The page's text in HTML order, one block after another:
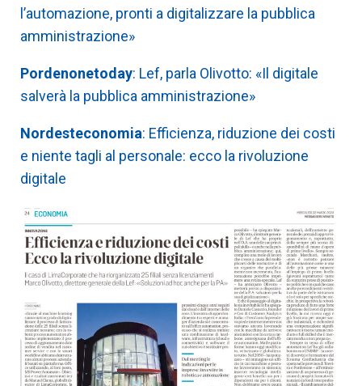
l’automazione, pronti a digitalizzare la pubblica
amministrazione»
Pordenonetoday: Lef, parla Olivotto: «Il digitale
salverà la pubblica amministrazione»
Nordesteconomia: Efficienza, riduzione dei costi
e niente tagli al personale: ecco la rivoluzione
digitale